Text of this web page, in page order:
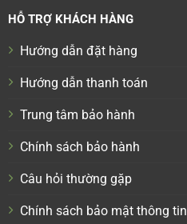
HỖ TRỢ KHÁCH HÀNG
Hướng dẫn đặt hàng
Hướng dẫn thanh toán
Trung tâm bảo hành
Chính sách bảo hành
Câu hỏi thường gặp
Chính sách bảo mật thông tin